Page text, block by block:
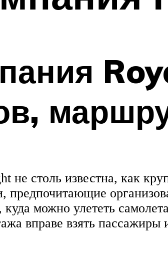
не столь известна, как
предпочитающие
можно улететь
вправе взять